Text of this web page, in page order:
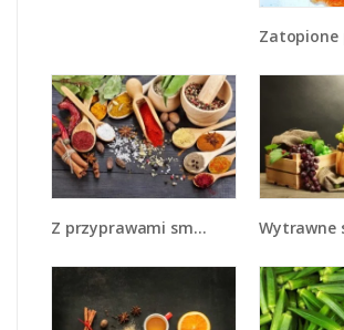
Zatopione plastry
Z przyprawami smaczniej - JN707 Wytrawne